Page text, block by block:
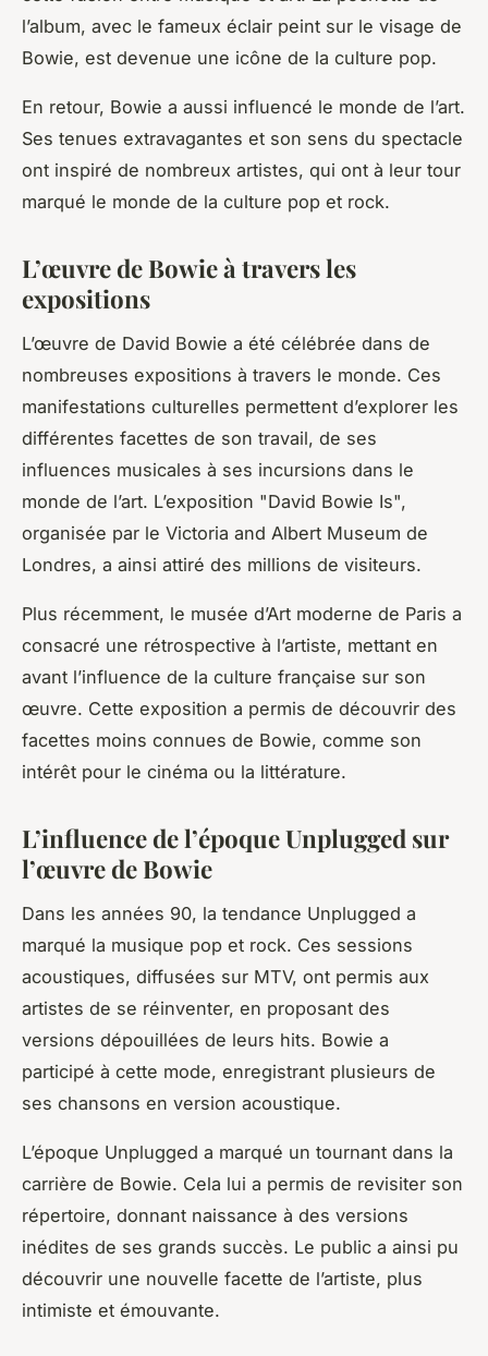
l’album, avec le fameux éclair peint sur le visage de
Bowie, est devenue une icône de la culture pop.
En retour, Bowie a aussi influencé le monde de l’art.
Ses tenues extravagantes et son sens du spectacle
ont inspiré de nombreux artistes, qui ont à leur tour
marqué le monde de la culture pop et rock.
L’œuvre de Bowie à travers les
expositions
L’œuvre de David Bowie a été célébrée dans de
nombreuses expositions à travers le monde. Ces
manifestations culturelles permettent d’explorer les
différentes facettes de son travail, de ses
influences musicales à ses incursions dans le
monde de l’art. L’exposition "David Bowie Is",
organisée par le Victoria and Albert Museum de
Londres, a ainsi attiré des millions de visiteurs.
Plus récemment, le musée d’Art moderne de Paris a
consacré une rétrospective à l’artiste, mettant en
avant l’influence de la culture française sur son
œuvre. Cette exposition a permis de découvrir des
facettes moins connues de Bowie, comme son
intérêt pour le cinéma ou la littérature.
L’influence de l’époque Unplugged sur
l’œuvre de Bowie
Dans les années 90, la tendance Unplugged a
marqué la musique pop et rock. Ces sessions
acoustiques, diffusées sur MTV, ont permis aux
artistes de se réinventer, en proposant des
versions dépouillées de leurs hits. Bowie a
participé à cette mode, enregistrant plusieurs de
ses chansons en version acoustique.
L’époque Unplugged a marqué un tournant dans la
carrière de Bowie. Cela lui a permis de revisiter son
répertoire, donnant naissance à des versions
inédites de ses grands succès. Le public a ainsi pu
découvrir une nouvelle facette de l’artiste, plus
intimiste et émouvante.